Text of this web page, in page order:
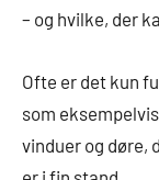
– og hvilke, der
Ofte er det kun
som
vinduer og døre,